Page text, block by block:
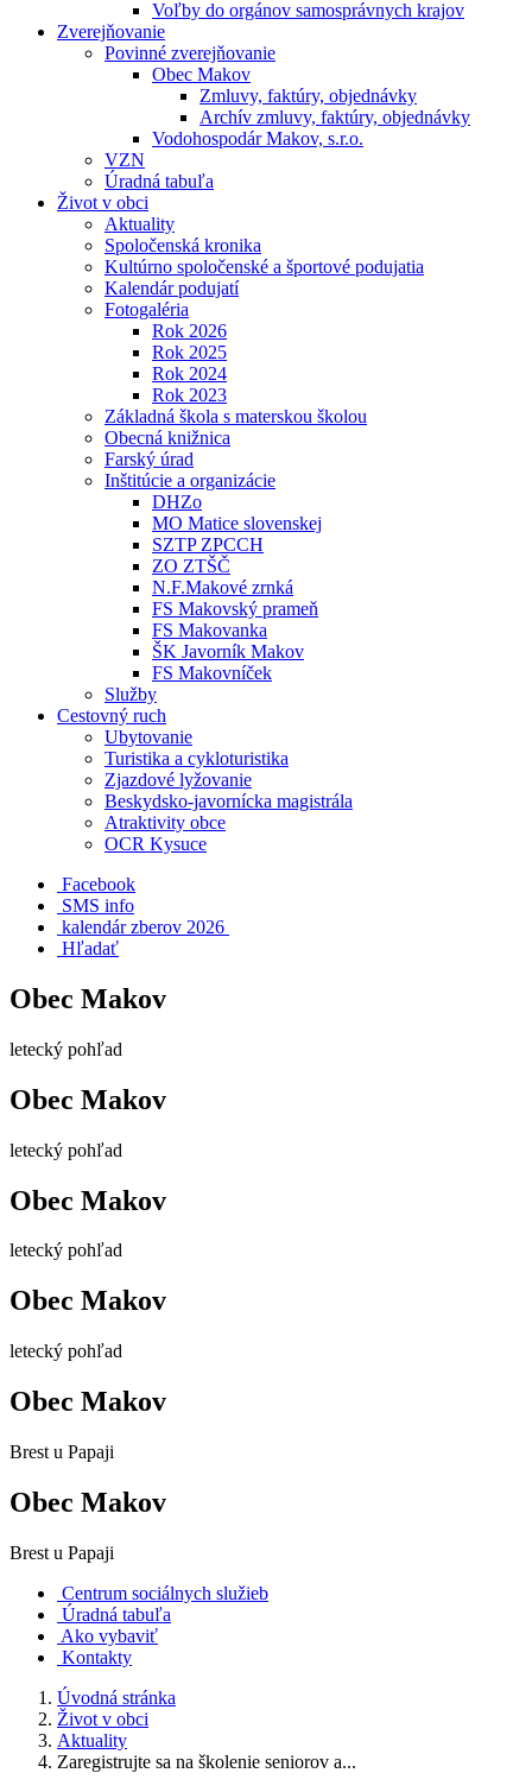
Voľby do orgánov samosprávnych krajov
Zverejňovanie
Povinné zverejňovanie
Obec Makov
Zmluvy, faktúry, objednávky
Archív zmluvy, faktúry, objednávky
Vodohospodár Makov, s.r.o.
VZN
Úradná tabuľa
Život v obci
Aktuality
Spoločenská kronika
Kultúrno spoločenské a športové podujatia
Kalendár podujatí
Fotogaléria
Rok 2026
Rok 2025
Rok 2024
Rok 2023
Základná škola s materskou školou
Obecná knižnica
Farský úrad
Inštitúcie a organizácie
DHZo
MO Matice slovenskej
SZTP ZPCCH
ZO ZTŠČ
N.F.Makové zrnká
FS Makovský prameň
FS Makovanka
ŠK Javorník Makov
FS Makovníček
Služby
Cestovný ruch
Ubytovanie
Turistika a cykloturistika
Zjazdové lyžovanie
Beskydsko-javornícka magistrála
Atraktivity obce
OCR Kysuce
Facebook
SMS info
​ kalendár zberov 2026
Hľadať
Obec Makov
letecký pohľad
Obec Makov
letecký pohľad
Obec Makov
letecký pohľad
Obec Makov
letecký pohľad
Obec Makov
Brest u Papaji
Obec Makov
Brest u Papaji
Centrum sociálnych služieb
Úradná tabuľa
Ako vybaviť
Kontakty
Úvodná stránka
Život v obci
Aktuality
Zaregistrujte sa na školenie seniorov a...